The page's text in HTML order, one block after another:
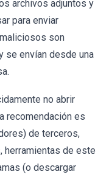
archivos adjuntos y
para enviar
son
se envían desde una
no abrir
recomendación es
de terceros,
herramientas de este
(o descargar